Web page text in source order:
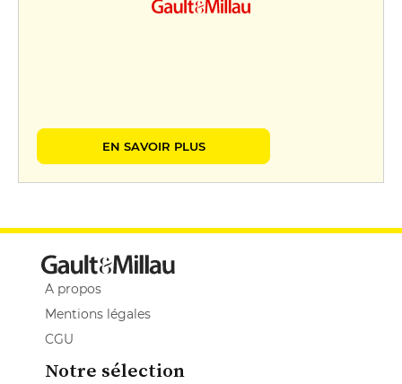
EN SAVOIR PLUS
A propos
Mentions légales
CGU
Notre sélection